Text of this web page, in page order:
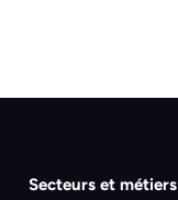
Secteurs et métiers